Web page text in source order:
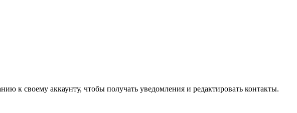
к своему аккаунту, чтобы получать уведомления и редактировать контакты.